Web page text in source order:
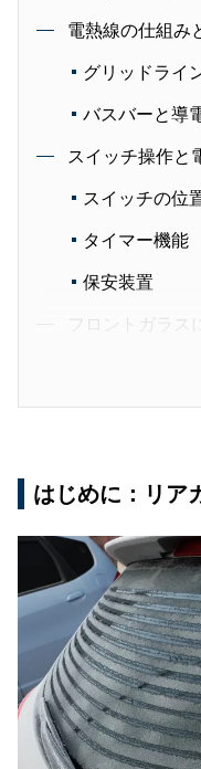
電熱線の仕組み
グリッドライ
バスバーと導
スイッチ操作と
スイッチの位
タイマー機能
保安装置
フロントガラス
代替デフロス
故障かな？と思
全く作動しな
一部ラインだ
接続端子（タ
故障防止のポ
電熱線が無い車
電熱線非搭載
はじめに：リア